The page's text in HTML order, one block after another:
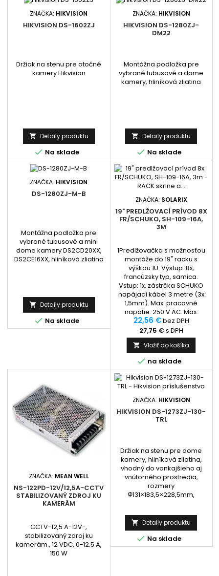
ZNAČKA: HIKVISION
HIKVISION DS-1602ZJ
Držiak na stenu pre otočné
kamery Hikvision
 Detaily produktu
 Na sklade
ZNAČKA: HIKVISION
HIKVISION DS-1280ZJ-
DM22
Montážna podložka pre
vybrané tubusové a dome
kamery, hliníková zliatina
 Detaily produktu
 Na sklade
ZNAČKA: HIKVISION
DS-1280ZJ-M-B
Montážna podložka pre
vybrané tubusové a mini
dome kamery DS2CD20XX,
DS2CE16XX, hliníková zliatina
 Detaily produktu
 Na sklade
ZNAČKA: SOLARIX
19" PREDLŽOVACÍ PRÍVOD 8X
FR/SCHUKO, SH-109-16A,
3M
1Predlžovačka s možnosťou
montáže do 19" racku s
výškou 1U. Výstup: 8x,
francúzsky typ, samica.
Vstup: 1x, zástrčka SCHUKO
napájací kábel 3 metre (3x
1,5mm). Max. pracovné
napätie: 250 V AC. Max.
výstupný prúd: 16 A. Výstupný
výkon: až 3680 W. Frekvencia:
50 Hz. Materiál: hliník.
Rozmery: 432 x 44 x 44 mm.
Čistá hmotnosť: 0,8 kg
22,56 €bez DPH
27,75 € s DPH
 Vložiť do košíka
 na sklade
ZNAČKA: MEAN WELL
NS-122PD-12V/12,5A-CCTV
STABILIZOVANÝ ZDROJ KU
KAMERÁM
CCTV-12,5 A-12V-,
stabilizovaný zdroj ku
kamerám., 12 VDC, 0-12.5 A,
150 W
ZNAČKA: HIKVISION
HIKVISION DS-1273ZJ-130-
TRL
Držiak na stenu pre dome
kamery, hliníková zliatina,
vhodný do vonkajšieho aj
vnútorného prostredia,
rozmery
Φ131×183,5×228,5mm,
 Detaily produktu
 Na sklade